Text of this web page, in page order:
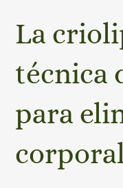
La
técnica
para